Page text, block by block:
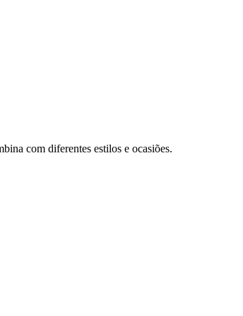
com diferentes estilos e ocasiões.